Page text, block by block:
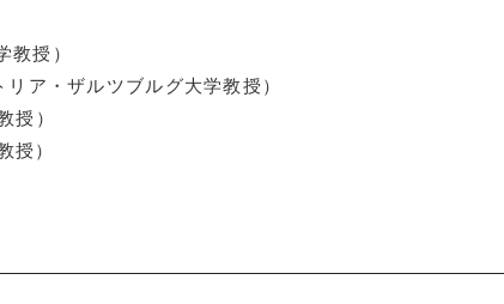
授）
ア・ザルツブルグ大学教授）
授）
授）